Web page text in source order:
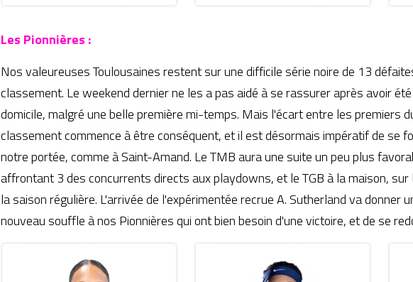
Les Pionnières :
Nos valeureuses Toulousaines restent sur une difficile série noire de 13
classement. Le weekend dernier ne les a pas aidé à se rassurer après avoir
domicile, malgré une belle première mi-temps. Mais l'écart entre les premiers
classement commence à être conséquent, et il est désormais impératif de se
notre portée, comme à Saint-Amand. Le TMB aura une suite un peu plus
affrontant 3 des concurrents directs aux playdowns, et le TGB à la maison,
la saison régulière. L'arrivée de l'expérimentée recrue A. Sutherland va donner
nouveau souffle à nos Pionnières qui ont bien besoin d'une victoire, et de se